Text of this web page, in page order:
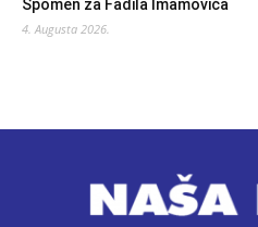
Spomen za Fadila Imamovića
4. Augusta 2026.